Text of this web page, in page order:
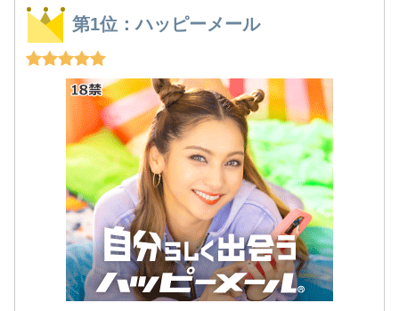
第1位：ハッピーメール